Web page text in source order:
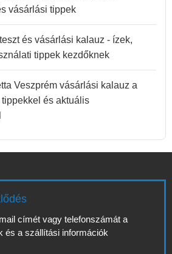
vásárlási tippek
és vásárlási kalauz - ízek,
tippek kezdőknek
Veszprém vásárlási kalauz a
és aktuális
címét vagy telefonszámát a
és a szállítási információk